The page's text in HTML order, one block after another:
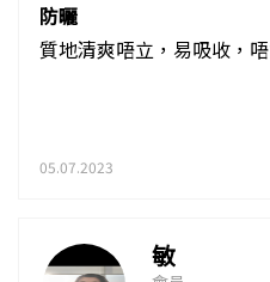
防曬
質地清爽唔立，易吸收，
05.07.2023
敏